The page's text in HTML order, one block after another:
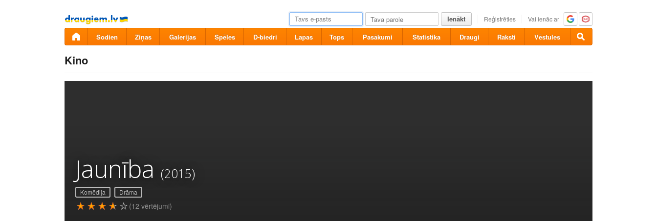
Pāriet
uz
saturu
Ienākt Reģistrēties Vai ienāc ar
Šodien Ziņas Galerijas Spēles D-biedri Lapas Tops Pasākumi Statistika Draugi Raksti Vēstules
Kino
Jaunība (2015)
Komēdija Drāma
(12 vērtējumi)